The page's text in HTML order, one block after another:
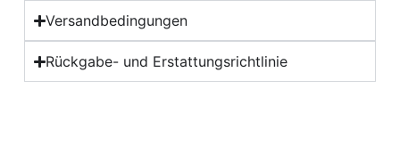
Versandbedingungen
Rückgabe- und Erstattungsrichtlinie